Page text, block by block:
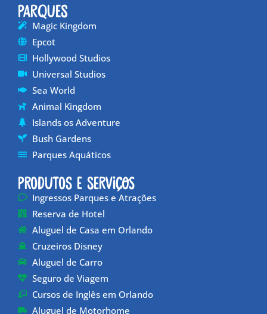
Parques
Magic Kingdom
Epcot
Hollywood Studios
Universal Studios
Sea World
Animal Kingdom
Islands os Adventure
Bush Gardens
Parques Aquáticos
Produtos e Serviços
Ingressos Parques e Atrações
Reserva de Hotel
Aluguel de Casa em Orlando
Cruzeiros Disney
Aluguel de Carro
Seguro de Viagem
Cursos de Inglês em Orlando
Aluguel de Motorhome